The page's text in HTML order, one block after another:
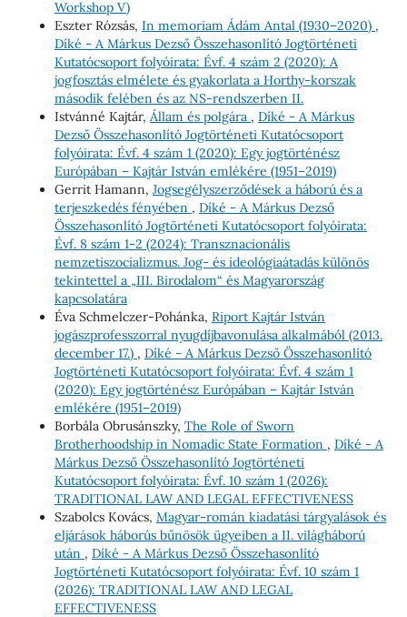
Workshop V)
Eszter Rózsás, In memoriam Ádám Antal (1930–2020) ,
Díké - A Márkus Dezső Összehasonlító Jogtörténeti
Kutatócsoport folyóirata: Évf. 4 szám 2 (2020): A
jogfosztás elmélete és gyakorlata a Horthy-korszak
második felében és az NS-rendszerben II.
Istvánné Kajtár, Állam és polgára , Díké - A Márkus
Dezső Összehasonlító Jogtörténeti Kutatócsoport
folyóirata: Évf. 4 szám 1 (2020): Egy jogtörténész
Európában – Kajtár István emlékére (1951–2019)
Gerrit Hamann, Jogsegélyszerződések a háború és a
terjeszkedés fényében , Díké - A Márkus Dezső
Összehasonlító Jogtörténeti Kutatócsoport folyóirata:
Évf. 8 szám 1-2 (2024): Transznacionális
nemzetiszocializmus. Jog- és ideológiaátadás különös
tekintettel a „III. Birodalom“ és Magyarország
kapcsolatára
Éva Schmelczer-Pohánka, Riport Kajtár István
jogászprofesszorral nyugdíjbavonulása alkalmából (2013.
december 17.) , Díké - A Márkus Dezső Összehasonlító
Jogtörténeti Kutatócsoport folyóirata: Évf. 4 szám 1
(2020): Egy jogtörténész Európában – Kajtár István
emlékére (1951–2019)
Borbála Obrusánszky, The Role of Sworn
Brotherhoodship in Nomadic State Formation , Díké - A
Márkus Dezső Összehasonlító Jogtörténeti
Kutatócsoport folyóirata: Évf. 10 szám 1 (2026):
TRADITIONAL LAW AND LEGAL EFFECTIVENESS
Szabolcs Kovács, Magyar-román kiadatási tárgyalások és
eljárások háborús bűnösök ügyeiben a II. világháború
után , Díké - A Márkus Dezső Összehasonlító
Jogtörténeti Kutatócsoport folyóirata: Évf. 10 szám 1
(2026): TRADITIONAL LAW AND LEGAL
EFFECTIVENESS